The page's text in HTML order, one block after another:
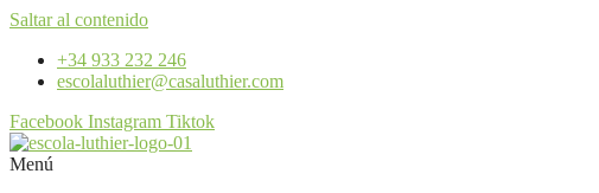
Saltar al contenido
+34 933 232 246
escolaluthier@casaluthier.com
Facebook Instagram Tiktok
Menú